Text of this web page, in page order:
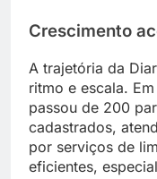
Crescimento
A trajetória da
ritmo e escala.
passou de 200
cadastrados,
por serviços de
eficientes,